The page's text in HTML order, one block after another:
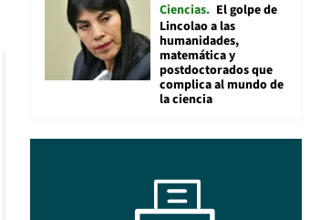
Ciencias El golpe de
Lincolao a las
humanidades,
matemática y
postdoctorados que
complica al mundo de
la ciencia